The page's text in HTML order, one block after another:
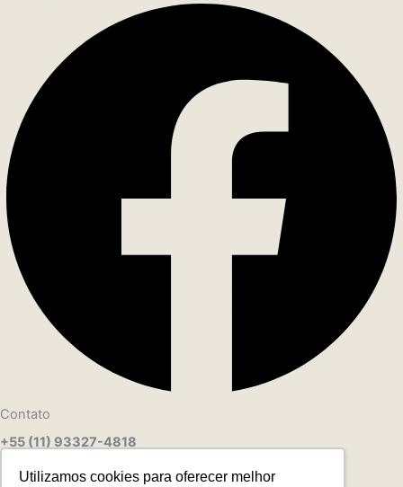
Utilizamos cookies para oferecer melhor
Contato
+55 (11) 93327-4818